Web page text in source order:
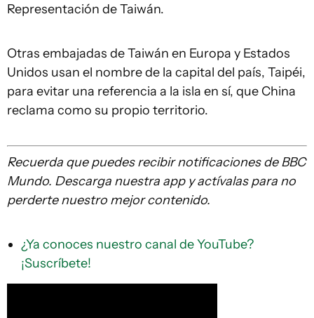
Representación de Taiwán.
Otras embajadas de Taiwán en Europa y Estados
Unidos usan el nombre de la capital del país, Taipéi,
para evitar una referencia a la isla en sí, que China
reclama como su propio territorio.
Recuerda quepuedes recibir notificaciones de BBC
Mundo. Descarga nuestra app y actívalas para no
perderte nuestro mejor contenido.
¿Ya conoces nuestro canal de YouTube?
¡Suscríbete!